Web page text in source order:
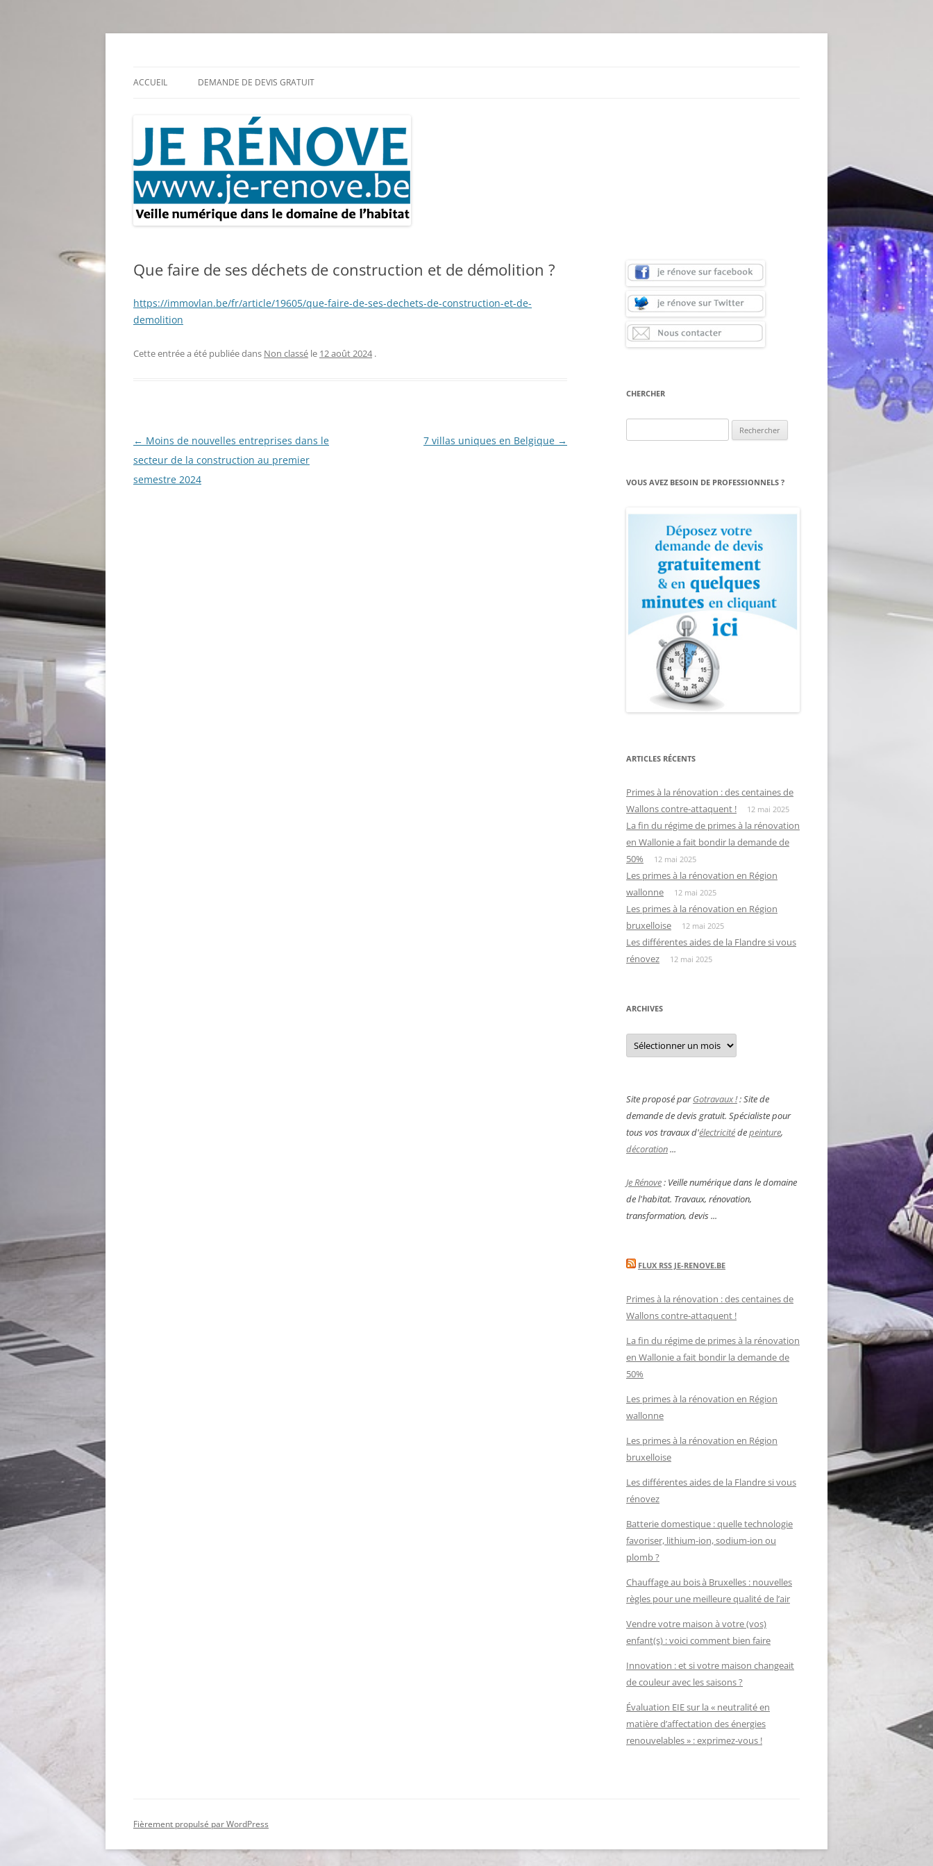
Aller
ACCUEIL DEMANDE DE DEVIS GRATUIT
Que faire de ses déchets de construction et de démolition ?
https://immovlan.be/fr/article/19605/que-faire-de-ses-dechets-de-construction-et-de-
demolition
Cette entrée a été publiée dans Non classé le 12 août 2024 .
Navigation
des
articles
← Moins de nouvelles entreprises dans le
secteur de la construction au premier
semestre 2024
7 villas uniques en Belgique →
CHERCHER
VOUS AVEZ BESOIN DE PROFESSIONNELS ?
ARTICLES RÉCENTS
Primes à la rénovation : des centaines de
Wallons contre-attaquent !
12 mai 2025
La fin du régime de primes à la rénovation
en Wallonie a fait bondir la demande de
50%
12 mai 2025
Les primes à la rénovation en Région
wallonne
12 mai 2025
Les primes à la rénovation en Région
bruxelloise
12 mai 2025
Les différentes aides de la Flandre si vous
rénovez
12 mai 2025
ARCHIVES
Archives
Site proposé parGotravaux !: Site de
demande de devis gratuit. Spécialiste pour
tous vos travaux d'électricitédepeinture,
décoration...
Je Rénove: Veille numérique dans le domaine
de l'habitat. Travaux, rénovation,
transformation, devis ...
FLUX RSS JE-RENOVE.BE
Primes à la rénovation : des centaines de
Wallons contre-attaquent !
La fin du régime de primes à la rénovation
en Wallonie a fait bondir la demande de
50%
Les primes à la rénovation en Région
wallonne
Les primes à la rénovation en Région
bruxelloise
Les différentes aides de la Flandre si vous
rénovez
Batterie domestique : quelle technologie
favoriser, lithium-ion, sodium-ion ou
plomb ?
Chauffage au bois à Bruxelles : nouvelles
règles pour une meilleure qualité de l’air
Vendre votre maison à votre (vos)
enfant(s) : voici comment bien faire
Innovation : et si votre maison changeait
de couleur avec les saisons ?
Évaluation EIE sur la « neutralité en
matière d’affectation des énergies
renouvelables » : exprimez-vous !
Fièrement propulsé par WordPress